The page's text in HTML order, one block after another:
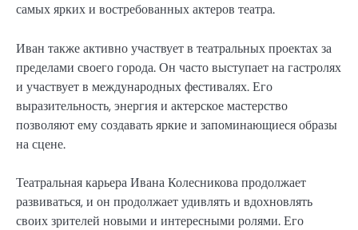
самых ярких и востребованных актеров театра.
Иван также активно участвует в театральных проектах за
пределами своего города. Он часто выступает на гастролях
и участвует в международных фестивалях. Его
выразительность, энергия и актерское мастерство
позволяют ему создавать яркие и запоминающиеся образы
на сцене.
Театральная карьера Ивана Колесникова продолжает
развиваться, и он продолжает удивлять и вдохновлять
своих зрителей новыми и интересными ролями. Его